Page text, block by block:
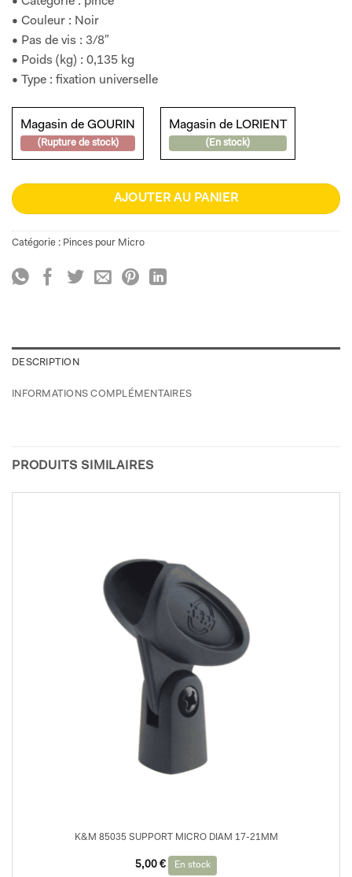
• Couleur : Noir
• Pas de vis : 3/8″
• Poids (kg) : 0,135 kg
• Type : fixation universelle
Magasin de GOURIN
(Rupture de stock)
Magasin de LORIENT
(En stock)
AJOUTER AU PANIER
Catégorie : Pinces pour Micro
DESCRIPTION
INFORMATIONS COMPLÉMENTAIRES
PRODUITS SIMILAIRES
K&M 85035 SUPPORT MICRO DIAM 17-21MM
5,00 € En stock